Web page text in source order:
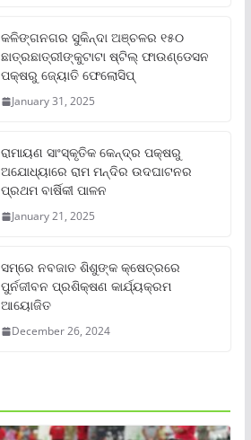
କଳିଙ୍ଗନଗର ସୁକିନ୍ଦା ଅଞ୍ଚଳର ୧୫୦
ଛାତ୍ରଛାତ୍ରୀଙ୍କୁଟାଟା ଷ୍ଟିଲ୍ ଫାଉଣ୍ଡେସନ
ପକ୍ଷରୁ ଜ୍ୟୋତି ଫେଲୋସିପ୍‌
January 31, 2025
ରାମାୟଣ ସାଂସ୍କୃତିକ କେନ୍ଦ୍ର ପକ୍ଷରୁ
ଅଯୋଧ୍ୟାରେ ରାମ ମନ୍ଦିର ଉଦଘାଟନର
ପ୍ରଥମ ବାର୍ଷିକୀ ପାଳନ
January 21, 2025
ସମ୍‌ରେ ନବଜାତ ଶିଶୁଙ୍କ କ୍ଷେତ୍ରରେ
ପୁର୍ନଜୀବନ ପ୍ରଶିକ୍ଷଣ କାର୍ଯ୍ୟକ୍ରମ
ଆୟୋଜିତ
December 26, 2024